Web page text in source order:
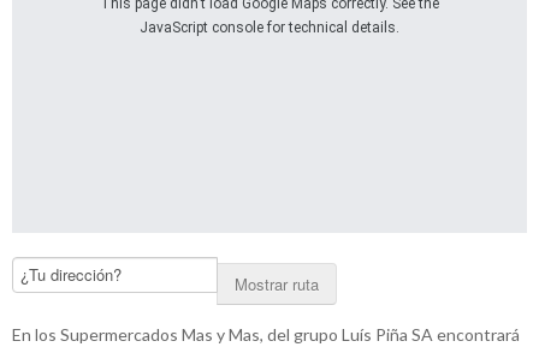
This page didn't load Google Maps correctly. See the
JavaScript console for technical details.
Mostrar ruta
En los Supermercados Mas y Mas, del grupo Luís Piña SA encontrará